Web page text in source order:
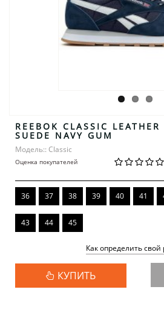
REEBOK CLASSIC LEATHER
SUEDE NAVY GUM
Модель:: Classic
Оценка покупателей
36 37 38 39 40 41
43 44 45
Как определить свой
КУПИТЬ